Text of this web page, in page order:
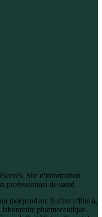
Site d'information
professionnel de santé.
indépendant. Il n'est affilié à,
pharmaceutique.